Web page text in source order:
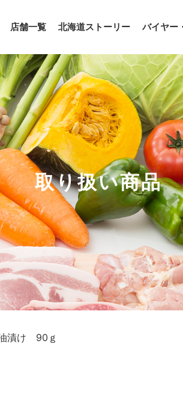
店舗一覧 北海道ストーリー バイヤー
取り扱い商品
漬け 90ｇ